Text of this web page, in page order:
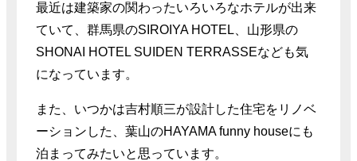
最近は建築家の関わったいろいろなホテルが出来
ていて、群馬県のSIROIYA HOTEL、山形県の
SHONAI HOTEL SUIDEN TERRASSEなども気
になっています。
また、いつかは吉村順三が設計した住宅をリノベ
ーションした、葉山のHAYAMA funny houseにも
泊まってみたいと思っています。